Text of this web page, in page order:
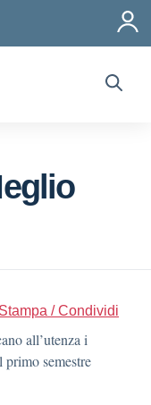
Stampa / Condividi
all’utenza i
semestre